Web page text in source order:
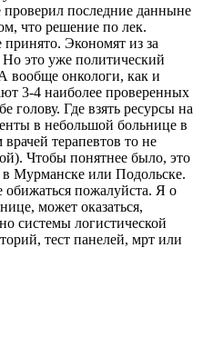
последние данныне
что решение по лек.
принято. Экономят из за
это уже политический
вообще онкологи, как и
3-4 наиболее проверенных
голову. Где взять ресурсы на
в небольшой больнице в
терапевтов то не
Чтобы понятнее было, это
Мурманске или Подольске.
пожалуйста. Я о
может оказаться,
системы логистической
тест панелей, мрт или